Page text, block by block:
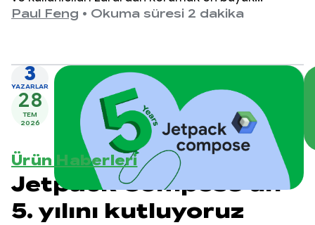
önceliğimizdir.
Paul Feng • Okuma süresi 2 dakika
3
YAZARLAR
28
TEM
2026
Ürün Haberleri
Jetpack Compose'un
5. yılını kutluyoruz